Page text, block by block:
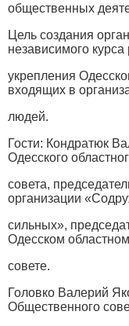
общественных
Цель создания
независимого курса
укрепления
входящих в
людей.
Гости: Кондратюк
Одесского
совета,
организации
сильных»,
Одесском областном
совете.
Головко Валерий
Общественного